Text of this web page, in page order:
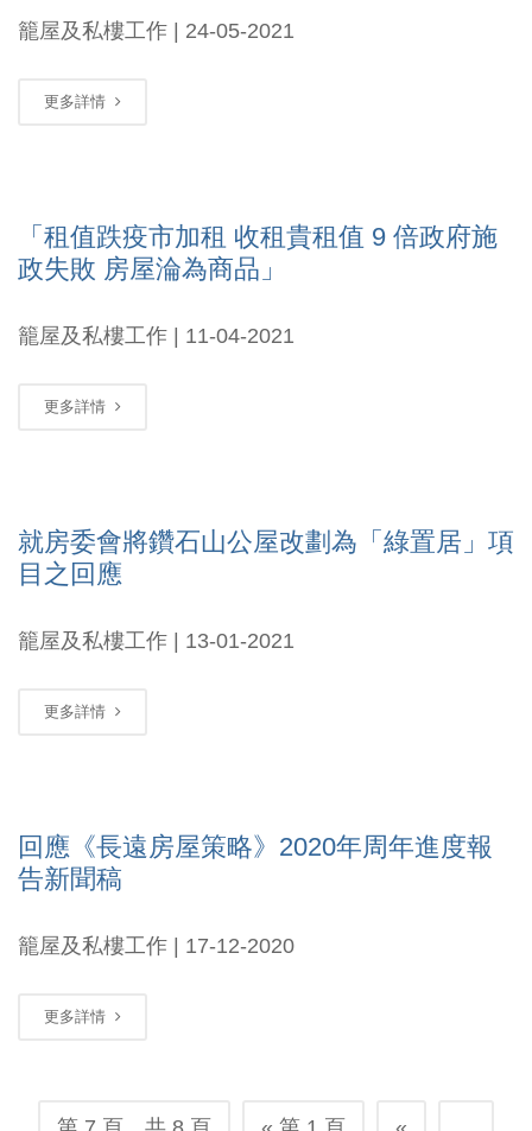
籠屋及私樓工作 | 24-05-2021
更多詳情
「租值跌疫市加租 收租貴租值 9 倍政府施
政失敗 房屋淪為商品」
籠屋及私樓工作 | 11-04-2021
更多詳情
就房委會將鑽石山公屋改劃為「綠置居」項
目之回應
籠屋及私樓工作 | 13-01-2021
更多詳情
回應《長遠房屋策略》2020年周年進度報
告新聞稿
籠屋及私樓工作 | 17-12-2020
更多詳情